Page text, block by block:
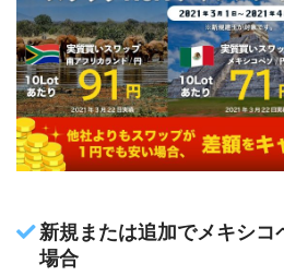
新規または追加でメキシコ
場合